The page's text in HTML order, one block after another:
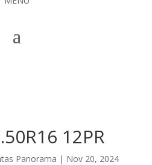
12PR
Panorama | Nov 20, 2024